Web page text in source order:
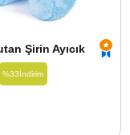
Şirin Ayıcık
%33İndirim